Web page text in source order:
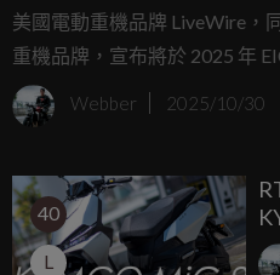
美國電動重機品牌 LiveWire，
重機品牌，宣布將於 2025 年
日） 帶來史上最完整的展出陣
次還包含青少年平衡車
技術野心。
Webber 2025/10/30
40
L